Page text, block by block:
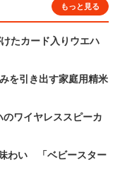
もっと見る
たカード入りウエハ
を引き出す家庭用精米
ワイヤレススピーカ
わい 「ベビースター